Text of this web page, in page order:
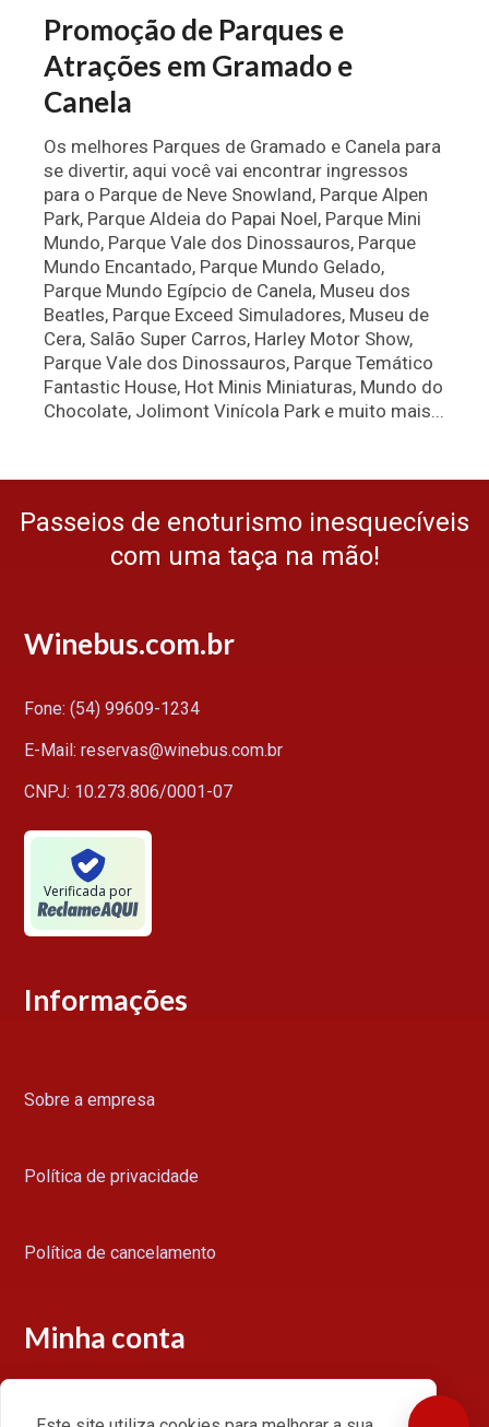
Promoção de Parques e
Atrações em Gramado e
Canela
Os melhores Parques de Gramado e Canela para
se divertir, aqui você vai encontrar ingressos
para o Parque de Neve Snowland, Parque Alpen
Park, Parque Aldeia do Papai Noel, Parque Mini
Mundo, Parque Vale dos Dinossauros, Parque
Mundo Encantado, Parque Mundo Gelado,
Parque Mundo Egípcio de Canela, Museu dos
Beatles, Parque Exceed Simuladores, Museu de
Cera, Salão Super Carros, Harley Motor Show,
Parque Vale dos Dinossauros, Parque Temático
Fantastic House, Hot Minis Miniaturas, Mundo do
Chocolate, Jolimont Vinícola Park e muito mais...
Passeios de enoturismo inesquecíveis
com uma taça na mão!
Winebus.com.br
Fone: (54) 99609-1234
E-Mail: reservas@winebus.com.br
CNPJ: 10.273.806/0001-07
Verificada por
Informações
Sobre a empresa
Política de privacidade
Política de cancelamento
Minha conta